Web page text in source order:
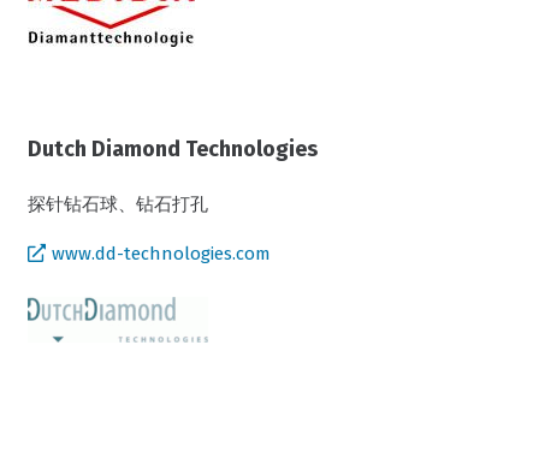
Dutch Diamond Technologies
探针钻石球、钻石打孔
www.dd-technologies.com